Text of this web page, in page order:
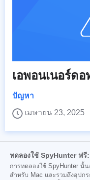
เอพอนเนอร์ด
ปัญหา
เมษายน 23, 2025
ทดลองใช้ SpyHunter ฟ
การทดลองใช้ SpyHunter นั้
สำหรับ Mac และรวมถึงอุปก